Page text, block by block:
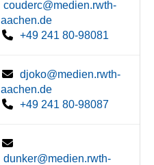
couderc@medien.rwth-
aachen.de
+49 241 80-98081
djoko@medien.rwth-
aachen.de
+49 241 80-98087
dunker@medien.rwth-